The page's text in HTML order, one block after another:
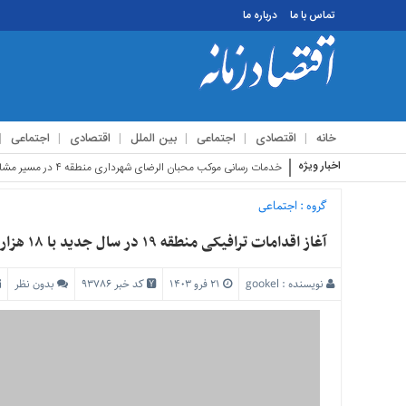
تماس با ما درباره ما
خانه اقتصادی اجتماعی بین الملل اقتصادی اجتماعی
تماس
ما
درباره
اخبار ویژه استقبا
گروه :اجتماعی
آغاز اقدامات ترافیکی منطقه ۱۹ در سال جدید با ۱۸ هزار متر خط کشی گسترده معابر
نویسنده : gookel کد خبر 93786 بدون نظر